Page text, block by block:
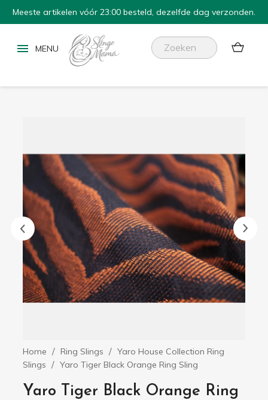
Meeste artikelen vóór 23:00 besteld, dezelfde dag verzonden.

Home Ring Slings
Yaro House Collection Ring
Slings
Yaro Tiger Black Orange Ring Sling
Yaro Tiger Black Orange Ring